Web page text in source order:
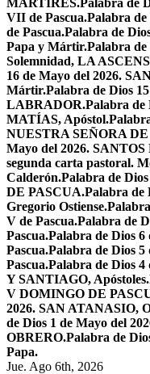
MÁRTIRES.Palabra de
VII de Pascua.Palabra
de Pascua.Palabra de
Papa y Mártir.Palabra de
Solemnidad, LA
16 de Mayo del 2026.
Mártir.Palabra de Dios
LABRADOR.Palabra de
MATÍAS, Apóstol.
NUESTRA SEÑORA
Mayo del 2026.
segunda carta pastoral.
Calderón.Palabra de
DE PASCUA.Palabra de
Gregorio Ostiense.
V de Pascua.Palabra de
Pascua.Palabra de Dios 6
Pascua.Palabra de Dios 5
Pascua.Palabra de Dios
Y SANTIAGO, Apóstoles.
V DOMINGO DE
2026. SAN ATANASIO,
de Dios 1 de Mayo del
OBRERO.Palabra de
Papa.
Jue. Ago 6th, 2026